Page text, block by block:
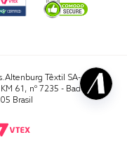
Têxtil SA- CNPJ
61, nº 7235 - Badenfurt,
Brasil